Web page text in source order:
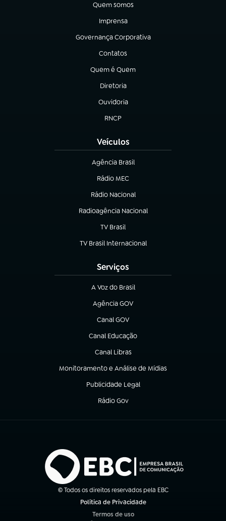
Quem somos
(abre em nova aba)
Imprensa
(abre em nova aba)
Governança Corporativa
(abre em nova aba)
Contatos
(abre em nova aba)
Quem é Quem
(abre em nova aba)
Diretoria
(abre em nova aba)
Ouvidoria
(abre em nova aba)
RNCP
(abre em nova aba)
Veículos
Agência Brasil
(abre em nova aba)
Rádio MEC
(abre em nova aba)
Rádio Nacional
Radioagência Nacional
(abre em nova aba)
TV Brasil
(abre em nova aba)
TV Brasil Internacional
(abre em nova aba)
Serviços
A Voz do Brasil
(abre em nova aba)
Agência GOV
(abre em nova aba)
Canal GOV
(abre em nova aba)
Canal Educação
(abre em nova aba)
Canal Libras
(abre em nova aba)
Monitoramento e Análise de Mídias
(abre em nova aba)
Publicidade Legal
(abre em nova aba)
Rádio Gov
(abre em nova aba)
© Todos os direitos reservados pela EBC
Política de Privacidade
Termos de uso